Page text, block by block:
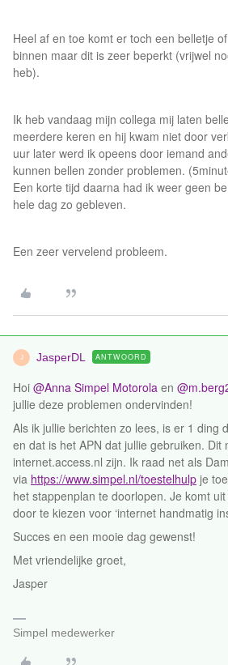
Heel af en toe komt er toch een belletje
binnen maar dit is zeer beperkt (vrijwel
heb).
Ik heb vandaag mijn collega mij laten
meerdere keren en hij kwam niet door
uur later werd ik opeens door iemand
kunnen bellen zonder problemen.
Een korte tijd daarna had ik weer geen
hele dag zo gebleven.
Een zeer vervelend probleem.
J JasperDL ANTWOORD
Hoi @Anna Simpel Motorola en
jullie deze problemen ondervinden!
Als ik jullie berichten zo lees, is er 1 ding
en dat is het APN dat jullie gebruiken. Dit
internet.access.nl zijn. Ik raad net als
via https://www.simpel.nl/toestelhulp je
het stappenplan te doorlopen. Je komt
door te kiezen voor ‘internet handmatig
Succes en een mooie dag gewenst!
Met vriendelijke groet,
Jasper
Simpel medewerker